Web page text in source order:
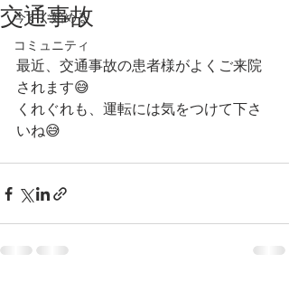
今すぐ始める
コミュニティ
交通事故
最近、交通事故の患者様がよくご来院
されます😅
くれぐれも、運転には気をつけて下さ
いね😅